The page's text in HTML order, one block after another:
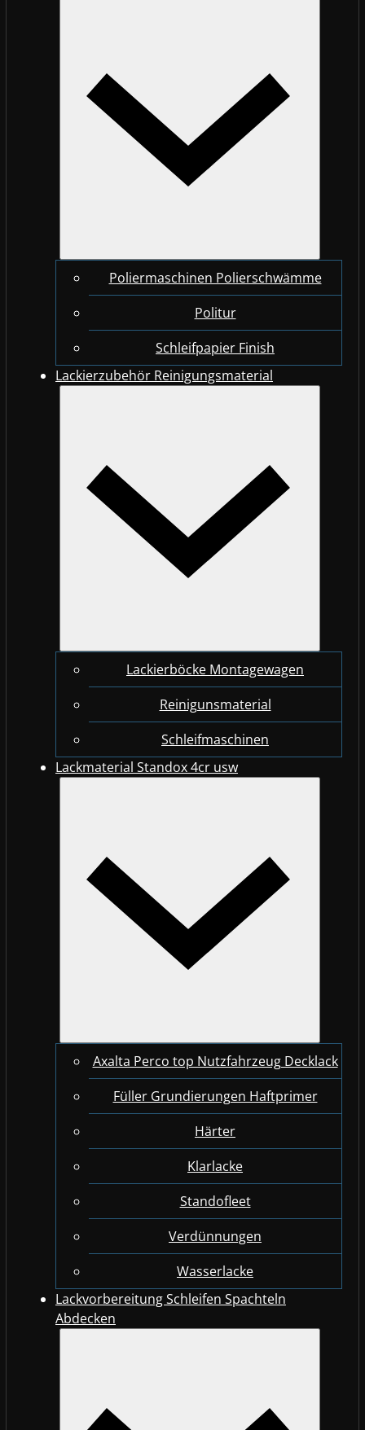
Poliermaschinen Polierschwämme
Politur
Schleifpapier Finish
Lackierzubehör Reinigungsmaterial
Lackierböcke Montagewagen
Reinigunsmaterial
Schleifmaschinen
Lackmaterial Standox 4cr usw
Axalta Perco top Nutzfahrzeug Decklack
Füller Grundierungen Haftprimer
Härter
Klarlacke
Standofleet
Verdünnungen
Wasserlacke
Lackvorbereitung Schleifen Spachteln
Abdecken